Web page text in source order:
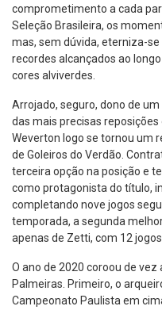
comprometimento a cada
Seleção Brasileira, os
mas, sem dúvida, eterniza-
recordes alcançados ao
cores alviverdes.
Arrojado, seguro, dono de
das mais precisas
Weverton logo se tornou um
de Goleiros do Verdão.
terceira opção na posição e
como protagonista do título,
completando nove jogos
temporada, a segunda
apenas de Zetti, com 12
O ano de 2020 coroou de
Palmeiras. Primeiro, o
Campeonato Paulista em